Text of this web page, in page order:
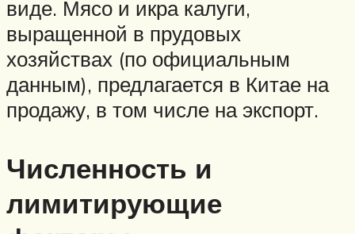
виде. Мясо и икра калуги,
выращенной в прудовых
хозяйствах (по официальным
данным), предлагается в Китае на
продажу, в том числе на экспорт.
Численность и
лимитирующие